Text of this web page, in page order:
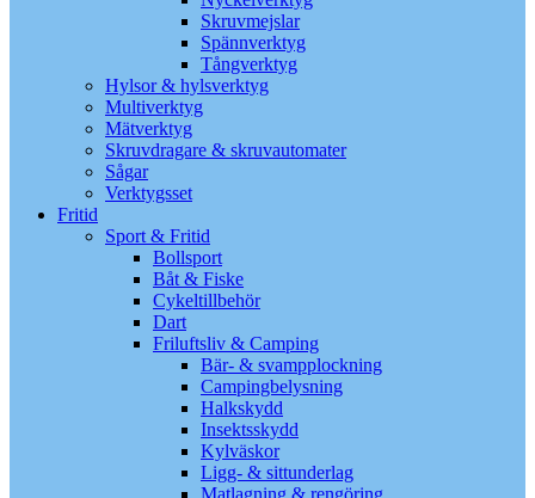
Skruvmejslar
Spännverktyg
Tångverktyg
Hylsor & hylsverktyg
Multiverktyg
Mätverktyg
Skruvdragare & skruvautomater
Sågar
Verktygsset
Fritid
Sport & Fritid
Bollsport
Båt & Fiske
Cykeltillbehör
Dart
Friluftsliv & Camping
Bär- & svampplockning
Campingbelysning
Halkskydd
Insektsskydd
Kylväskor
Ligg- & sittunderlag
Matlagning & rengöring